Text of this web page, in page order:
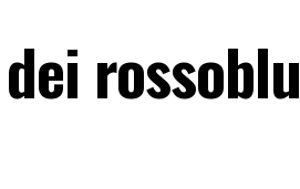
rossoblu